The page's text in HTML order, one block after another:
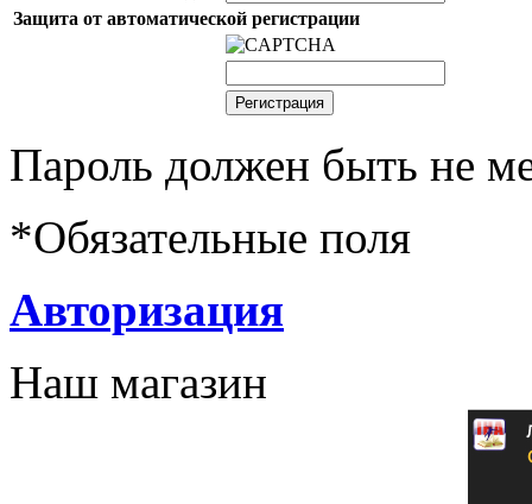
Защита от автоматической регистрации
Пароль должен быть не
*Обязательные поля
Авторизация
Наш магазин